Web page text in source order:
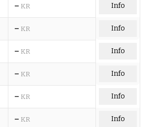
– KR Info
– KR Info
– KR Info
– KR Info
– KR Info
– KR Info